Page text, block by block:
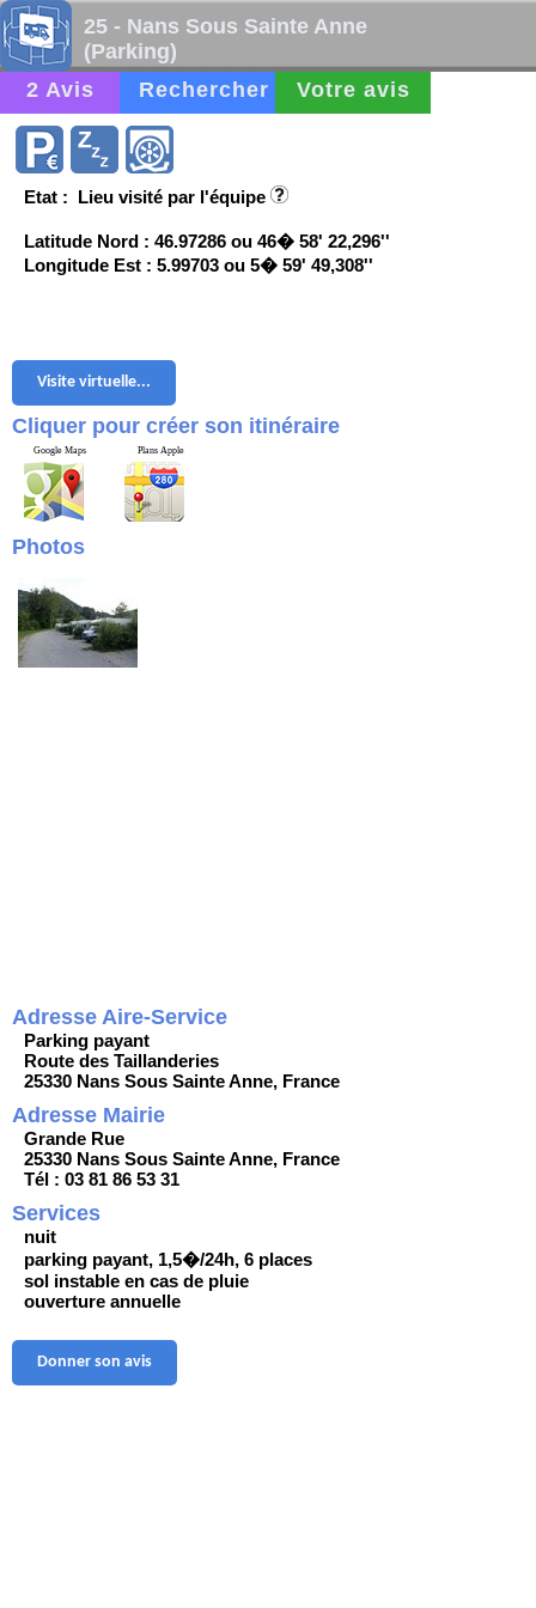
25 - Nans Sous Sainte Anne
(Parking)
2 Avis
Rechercher Votre avis
Etat : Lieu visité par l'équipe
Latitude Nord : 46.97286 ou 46� 58' 22,296''
Longitude Est : 5.99703 ou 5� 59' 49,308''
Visite virtuelle...
Cliquer pour créer son itinéraire
Google Maps Plans Apple
Photos
Adresse Aire-Service
Parking payant
Route des Taillanderies
25330 Nans Sous Sainte Anne, France
Adresse Mairie
Grande Rue
25330 Nans Sous Sainte Anne, France
Tél : 03 81 86 53 31
Services
nuit
parking payant, 1,5�/24h, 6 places
sol instable en cas de pluie
ouverture annuelle
Donner son avis